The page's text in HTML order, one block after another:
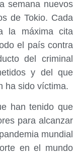
semana nuevos
de Tokio. Cada
la máxima cita
el país contra
del criminal
y del que
ha sido víctima.
han tenido que
para alcanzar
mundial
en el mundo